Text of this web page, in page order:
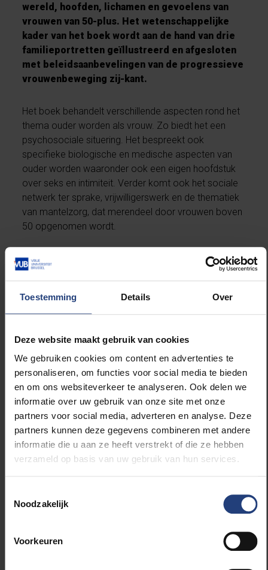
Toestemming Details Over
Deze website maakt gebruik van cookies
We gebruiken cookies om content en advertenties te
personaliseren, om functies voor social media te bieden
en om ons websiteverkeer te analyseren. Ook delen we
informatie over uw gebruik van onze site met onze
partners voor social media, adverteren en analyse. Deze
partners kunnen deze gegevens combineren met andere
informatie die u aan ze heeft verstrekt of die ze hebben
verzameld op basis van uw gebruik van hun services.
Noodzakelijk
Voorkeuren
wereld, hoofden, lichamen en gevoelens van
vrouwen van 50-plus. Het wetenschappelijke
kader van het boek wordt aan de hand van drie
familieportretten geïllustreerd en afgesloten
met beleidsaanbevelingen van de progressieve
vrouwenbeweging zij-kant.
Het boek behandelt verschillende aspecten rond het
thema ouder worden als vrouw. Zo biedt het een
psychosociale situering. Het bespreekt ook
specifieke biologische en medische aspecten van
ouder worden waaronder ook een eigen hoofdstuk
over seks en intimiteit. Verder komt ook het sociale
netwerk ter sprake, vrijwilligerswerk en de thematiek
van mantelzorg, dat merendeel door vrouwen boven
50 opgenomen wordt.
“Vrouwen zijn met een lager inkomen en minder
pensioenrechten kwetsbaarder dan hun mannelijke
niet gezonder. Ze combineren de zorg voor
kleinkinderen en voor hulpbehoevende ouders, terwijl
Maar er zijn ook nog andere zaken, zoals de plaats
van oudere vrouwen in de huidige maatschappij, seks
op latere leeftijd, de menopauze, eenzaamheid,
geneeskundige zorg op maat, enz. We gaan in het
boek alvast de taboes niet uit de weg”, zegt prof.
Geerts.
De première van het boek ging gepaard met
een live chat waarin iedereen vragen kon